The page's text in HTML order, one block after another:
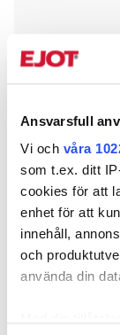
Ansvarsfull
Vi och våra
som t.ex. ditt
cookies för att
enhet för att
innehåll,
och
använda din
Montageverktyg
med handskydd.